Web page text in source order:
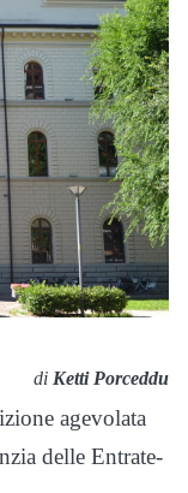
di Ketti Porceddu
agevolata
delle Entrate-